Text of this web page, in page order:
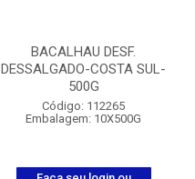
BACALHAU DESF.
DESSALGADO-COSTA SUL-
500G
Código: 112265
Embalagem: 10X500G